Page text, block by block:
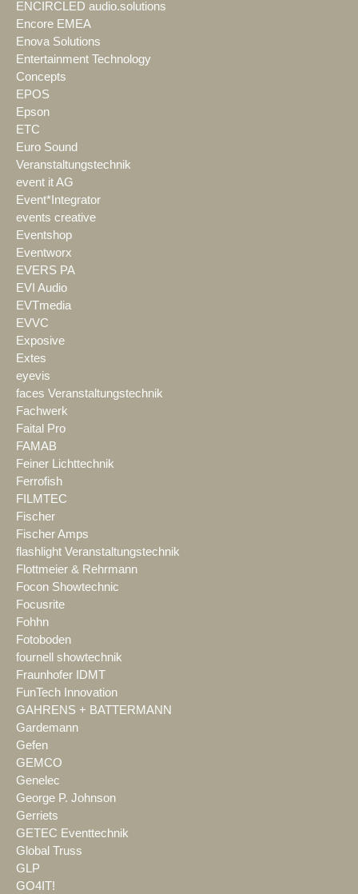
ENCIRCLED audio.solutions
Encore EMEA
Enova Solutions
Entertainment Technology
Concepts
EPOS
Epson
ETC
Euro Sound
Veranstaltungstechnik
event it AG
Event*Integrator
events creative
Eventshop
Eventworx
EVERS PA
EVI Audio
EVTmedia
EVVC
Exposive
Extes
eyevis
faces Veranstaltungstechnik
Fachwerk
Faital Pro
FAMAB
Feiner Lichttechnik
Ferrofish
FILMTEC
Fischer
Fischer Amps
flashlight Veranstaltungstechnik
Flottmeier & Rehrmann
Focon Showtechnic
Focusrite
Fohhn
Fotoboden
fournell showtechnik
Fraunhofer IDMT
FunTech Innovation
GAHRENS + BATTERMANN
Gardemann
Gefen
GEMCO
Genelec
George P. Johnson
Gerriets
GETEC Eventtechnik
Global Truss
GLP
GO4IT!